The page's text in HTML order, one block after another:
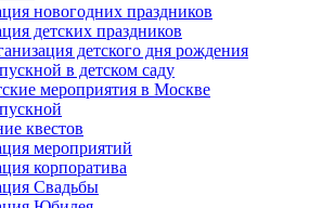
новогодних праздников
детских праздников
детского дня рождения
в детском саду
мероприятия в Москве
квестов
мероприятий
корпоратива
Свадьбы